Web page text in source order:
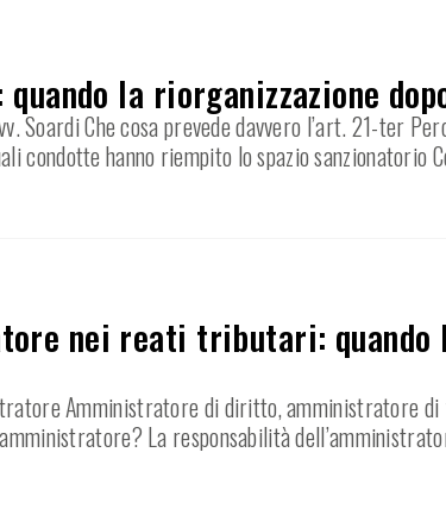
quando la riorganizzazione
Soardi Che cosa prevede davvero l’art. 21-ter
condotte hanno riempito lo spazio sanzionatorio
nei reati tributari: quando
Amministratore di diritto, amministratore
La responsabilità